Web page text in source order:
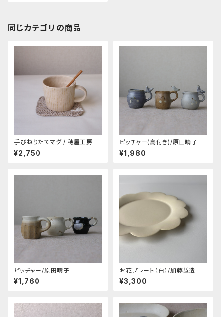
同じカテゴリの商品
手びねりたてマグ / 穂屋工房
¥2,750
ピッチャー(鳥付き)/原田晴子
¥1,980
ピッチャー/原田晴子
¥1,760
お花プレート（白）/加藤益造
¥3,300